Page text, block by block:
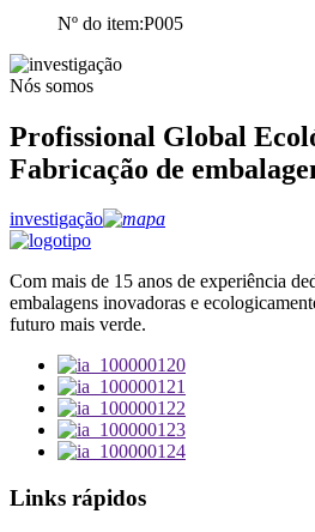
Nº do item:P005
Nós somos
Profissional Global
Fabricação de
investigação
Com mais de 15 anos de experiência
embalagens inovadoras e
futuro mais verde.
Links rápidos